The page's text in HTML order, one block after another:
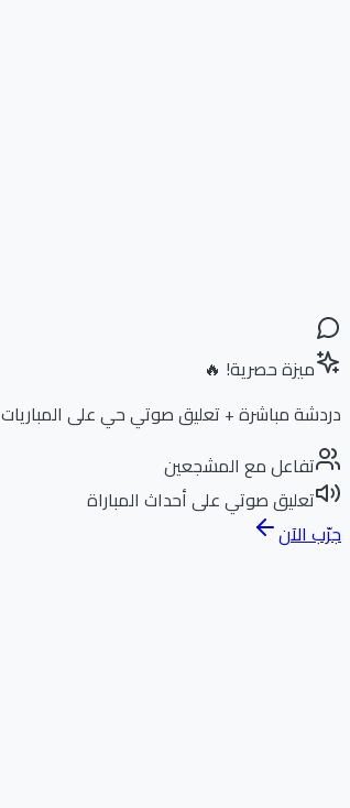
ميزة حصرية! 🔥
دردشة مباشرة + تعليق صوتي حي على المباريات
تفاعل مع المشجعين
تعليق صوتي على أحداث المباراة
جرّب الآن